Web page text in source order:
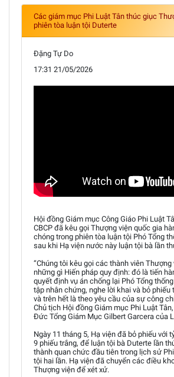
Các giám mục Phi Luật Tân thúc giục
phiên tòa luận tội Duterte
Đặng Tự Do
17:31 21/05/2026
Hội đồng Giám mục Công Giáo Phi Luật
CBCP đã kêu gọi Thượng viện quốc gia
chóng trong phiên tòa luận tội Phó Tổng
sau khi Hạ viện nước này luận tội bà lần
“Chúng tôi kêu gọi các thành viên Thượng
những gì Hiến pháp quy định: đó là tiến
quyết định vụ án chống lại Phó Tổng
tập nhân chứng, nghe lời khai và bỏ phiếu
và trên hết là theo yêu cầu của sự công
Chủ tịch Hội đồng Giám mục Phi Luật Tân,
Đức Tổng Giám Mục Gilbert Garcera của
Ngày 11 tháng 5, Hạ viện đã bỏ phiếu với
9 phiếu trắng, để luận tội bà Duterte lần
thành quan chức đầu tiên trong lịch sử
tội hai lần. Hạ viện đã chuyển các điều
Thượng viện để xét xử.